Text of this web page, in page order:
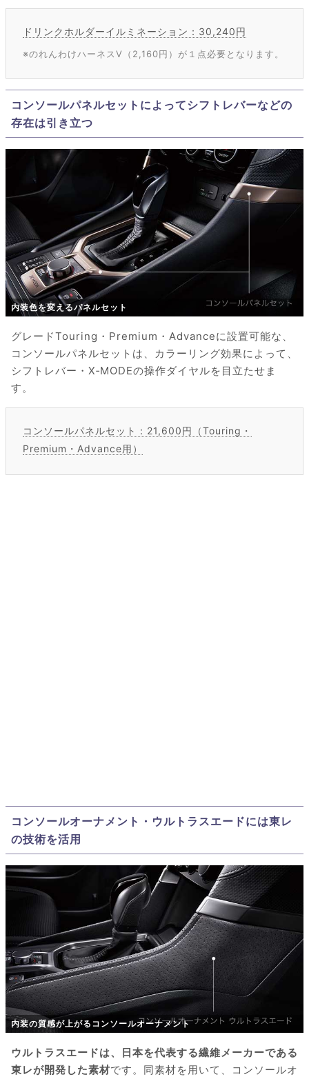
ドリンクホルダーイルミネーション：30,240円
※のれんわけハーネスV（2,160円）が１点必要となります。
コンソールパネルセットによってシフトレバーなどの
存在は引き立つ
内装色を変えるパネルセット
グレードTouring・Premium・Advanceに設置可能な、
コンソールパネルセットは、カラーリング効果によって、
シフトレバー・X‐MODEの操作ダイヤルを目立たせま
す。
コンソールパネルセット：21,600円（Touring・
Premium・Advance用）
コンソールオーナメント・ウルトラスエードには東レ
の技術を活用
内装の質感が上がるコンソールオーナメント
ウルトラスエードは、日本を代表する繊維メーカーである
東レが開発した素材です。同素材を用いて、コンソールオ